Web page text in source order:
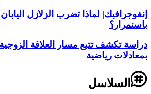
إنفوجرافيك| لماذا تضرب الزلازل اليابان
باستمرار؟
دراسة تكشف تتبع مسار العلاقة الزوجية
بمعادلات رياضية
السلاسل